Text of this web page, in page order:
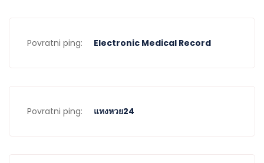
Povratni ping: Electronic Medical Record
Povratni ping: แทงหวย24